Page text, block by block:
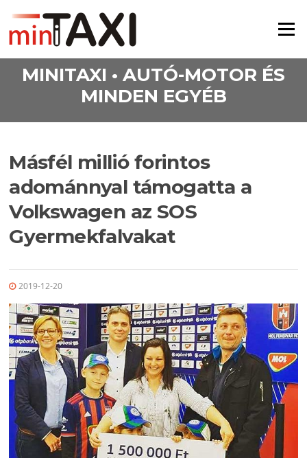
Menü
MINITAXI • AUTÓ-MOTOR ÉS
MINDEN EGYÉB
Másfél millió forintos
adománnyal támogatta a
Volkswagen az SOS
Gyermekfalvakat
2019-12-20